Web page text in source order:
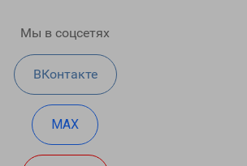
Мы в соцсетях
ВКонтакте
MAX